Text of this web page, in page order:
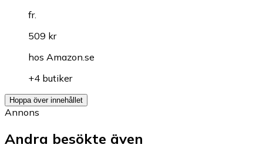
fr.
509 kr
hos Amazon.se
+4 butiker
Hoppa över innehållet
Annons
Andra besökte även